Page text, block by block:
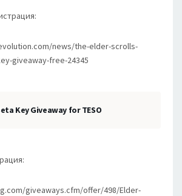
news/the-elder-scrolls-
giveaway-free-24345
Key Giveaway for TESO
giveaways.cfm/offer/498/Elder-